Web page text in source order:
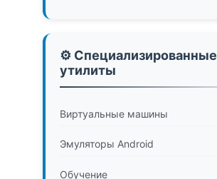
⚙️ Специализированные
утилиты
Виртуальные машины
Эмуляторы Android
Обучение